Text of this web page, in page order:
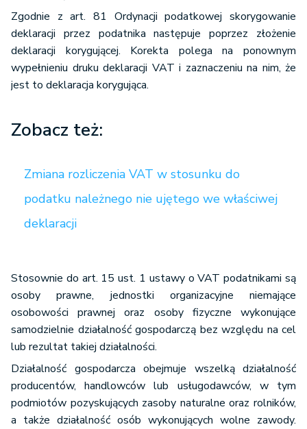
Zgodnie z art. 81 Ordynacji podatkowej skorygowanie
deklaracji przez podatnika następuje poprzez złożenie
deklaracji korygującej. Korekta polega na ponownym
wypełnieniu druku deklaracji VAT i zaznaczeniu na nim, że
jest to deklaracja korygująca.
Zobacz też:
Zmiana rozliczenia VAT w stosunku do
podatku należnego nie ujętego we właściwej
deklaracji
Stosownie do art. 15 ust. 1 ustawy o VAT podatnikami są
osoby prawne, jednostki organizacyjne niemające
osobowości prawnej oraz osoby fizyczne wykonujące
samodzielnie działalność gospodarczą bez względu na cel
lub rezultat takiej działalności.
Działalność gospodarcza obejmuje wszelką działalność
producentów, handlowców lub usługodawców, w tym
podmiotów pozyskujących zasoby naturalne oraz rolników,
a także działalność osób wykonujących wolne zawody.